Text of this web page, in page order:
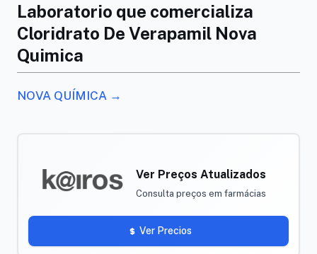
Laboratorio que comercializa
Cloridrato De Verapamil Nova
Quimica
NOVA QUÍMICA →
Ver Preços Atualizados
Consulta preços em farmácias
Ver Precios